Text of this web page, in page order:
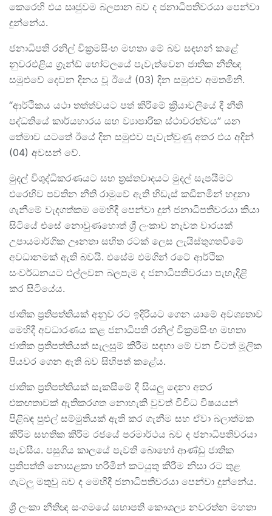
කෙරෙහි එය සෘජුවම බලපාන බව ද ජනාධිපතිවරයා පෙන්වා
දුන්නේය.
ජනාධිපති රනිල් වික්‍රමසිංහ මහතා මේ බව සඳහන් කළේ
නුවරඑළිය ග්‍රෑන්ඩ් හෝටලයේ පැවැත්වෙන ජාතික නීතිඥ
සමුළුවේ දෙවන දිනය වූ ඊයේ (03) දින සමුළුව අමතමිනි.
“ආර්ථිකය යථා තත්ත්වයට පත් කිරීමේ ක්‍රියාවලියේ දී නීති
පද්ධතියේ කාර්යභාරය සහ ව්‍යාපාරික ස්ථාවරත්වය” යන
තේමාව යටතේ ඊයේ දින සමුළුව පැවැත්වුණු අතර එය අදින්
(04) අවසන් වේ.
මුදල් විශුද්ධිකරණයට සහ ත්‍රස්තවාදයට මුදල් සැපයීමට
එරෙහිව පවතින නීති රාමුවේ ඇති හිඩැස් කඩිනමින් හඳුනා
ගැනීමේ වැදගත්කම මෙහිදී පෙන්වා දුන් ජනාධිපතිවරයා කියා
සිටියේ එසේ නොවුණහොත් ශ්‍රී ලංකාව නැවත වාරයක්
උපායමාර්ගික ඌනතා සහිත රටක් ලෙස ලැයිස්තුගතවීමේ
අවධානමක් ඇති බවයි. එසේම එමගින් රටේ ආර්ථික
සංවර්ධනයට එල්ලවන බලපැම ද ජනාධිපතිවරයා පැහැදිළි
කර සිටියේය.
ජාතික ප්‍රතිපත්තියක් අනුව රට ඉදිරියට ගෙන යාමේ අවශ්‍යතාව
මෙහිදී අවධාරණය කළ ජනාධිපති රනිල් වික්‍රමසිංහ මහතා
ජාතික ප්‍රතිපත්තියක් සැලසුම් කිරීම සඳහා මේ වන විටත් මූලික
පියවර ගෙන ඇති බව සිහිපත් කළේය.
ජාතික ප්‍රතිපත්තියක් සැකසීමේ දී සියලු දෙනා අතර
එකඟතාවක් ඇතිකරගත නොහැකි වුවත් විවිධ විෂයයන්
පිළිබඳ පුළුල් සම්මුතියක් ඇති කර ගැනීම සහ ඒවා බලාත්මක
කිරීම සහතික කිරීම රජයේ පරමාර්ථය බව ද ජනාධිපතිවරයා
පැවසීය. පසුගිය කාලයේ පැවති බොහෝ ආණ්ඩු ජාතික
ප්‍රතිපත්ති නොසළකා හරිමින් කටයුතු කිරීම නිසා රට තුළ
ගැටලු මතුවු බව ද මෙහිදී ජනාධිපතිවරයා පෙන්වා දුන්නේය.
ශ්‍රී ලංකා නීතිඥ සංගමයේ සභාපති කෞශල්‍ය නවරත්න මහතා